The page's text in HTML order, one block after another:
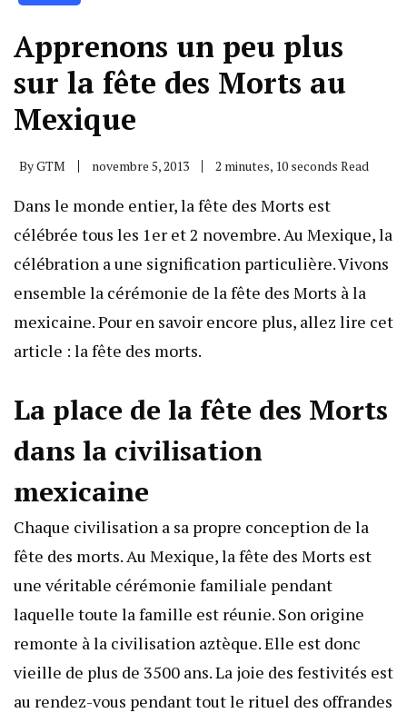
Apprenons un peu plus
sur la fête des Morts au
Mexique
ByGTM novembre 5, 2013 2 minutes, 10 seconds Read
Dans le monde entier, la fête des Morts est
célébrée tous les 1er et 2 novembre. Au Mexique, la
célébration a une signification particulière. Vivons
ensemble la cérémonie de la fête des Morts à la
mexicaine. Pour en savoir encore plus, allez lire cet
article : la fête des morts.
La place de la fête des Morts
dans la civilisation
mexicaine
Chaque civilisation a sa propre conception de la
fête des morts. Au Mexique, la fête des Morts est
une véritable cérémonie familiale pendant
laquelle toute la famille est réunie. Son origine
remonte à la civilisation aztèque. Elle est donc
vieille de plus de 3500 ans. La joie des festivités est
au rendez-vous pendant tout le rituel des offrandes